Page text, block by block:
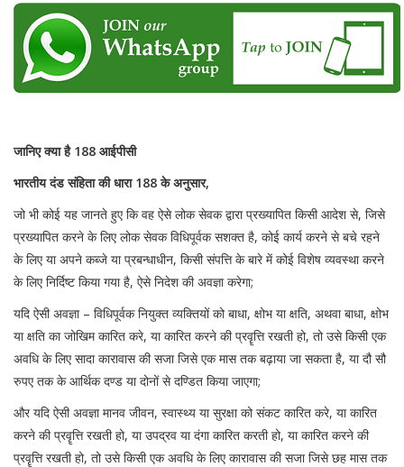
जानिए क्या है 188 आईपीसी
भारतीय दंड संहिता की धारा 188 के अनुसार,
जो भी कोई यह जानते हुए कि वह ऐसे लोक सेवक द्वारा प्रख्यापित किसी आदेश से, जिसे
प्रख्यापित करने के लिए लोक सेवक विधिपूर्वक सशक्त है, कोई कार्य करने से बचे रहने
के लिए या अपने कब्जे या प्रबन्धाधीन, किसी संपत्ति के बारे में कोई विशेष व्यवस्था करने
के लिए निर्दिष्ट किया गया है, ऐसे निदेश की अवज्ञा करेगा;
यदि ऐसी अवज्ञा – विधिपूर्वक नियुक्त व्यक्तियों को बाधा, क्षोभ या क्षति, अथवा बाधा, क्षोभ
या क्षति का जोखिम कारित करे, या कारित करने की प्रवॄत्ति रखती हो, तो उसे किसी एक
अवधि के लिए सादा कारावास की सजा जिसे एक मास तक बढ़ाया जा सकता है, या दौ सौ
रुपए तक के आर्थिक दण्ड या दोनों से दण्डित किया जाएगा;
और यदि ऐसी अवज्ञा मानव जीवन, स्वास्थ्य या सुरक्षा को संकट कारित करे, या कारित
करने की प्रवॄत्ति रखती हो, या उपद्रव या दंगा कारित करती हो, या कारित करने की
प्रवॄत्ति रखती हो, तो उसे किसी एक अवधि के लिए कारावास की सजा जिसे छह मास तक